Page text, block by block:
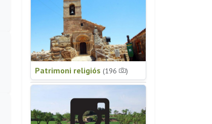
Patrimoni religiós (196 )